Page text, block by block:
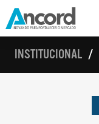
INSTITUCIONAL